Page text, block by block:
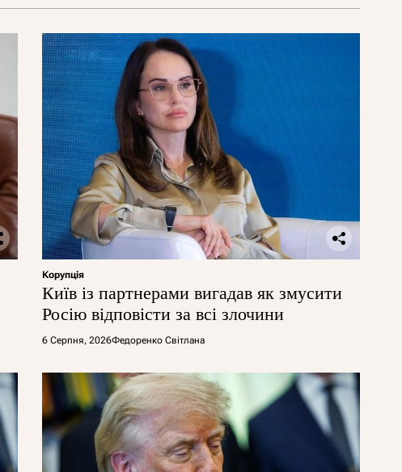
Корупція
Київ із партнерами вигадав як змусити
Росію відповісти за всі злочини
6 Серпня, 2026Федоренко Світлана